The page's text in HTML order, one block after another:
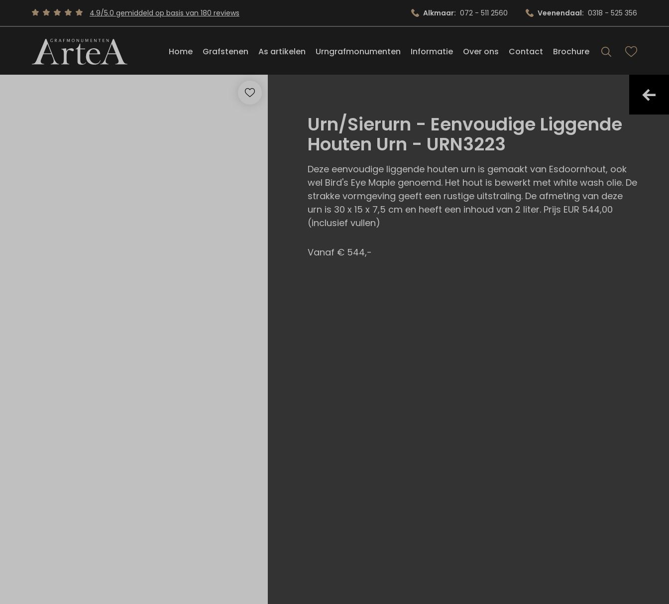
Home Grafstenen As artikelen Urngrafmonumenten Informatie Over ons Contact Brochure
4.9/5.0 gemiddeld op basis van 180 reviews Alkmaar: 072 - 511 2560 Veenendaal: 0318 - 525 356
Urn/Sierurn - Eenvoudige Liggende
Houten Urn - URN3223
Deze eenvoudige liggende houten urn is gemaakt van Esdoornhout, ook
wel Bird's Eye Maple genoemd. Het hout is bewerkt met white wash olie. De
strakke vormgeving geeft een rustige uitstraling. De afmeting van deze
urn is 30 x 15 x 7,5 cm en heeft een inhoud van 2 liter. Prijs EUR 544,00
(inclusief vullen)
Vanaf € 544,-